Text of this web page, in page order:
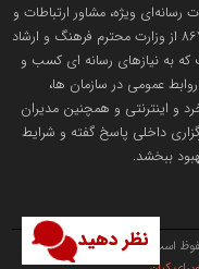
نظر دهید
رسانه‌ای ویژه، مشاور ارتباطات و
رسانه و دارنده مجوز رسانه رسمی با شماره ثبت 86752 از وزارت محترم فرهنگ و ارشاد
که به نیازهای رسانه ای کسب و
عمومی در سازمان ها،
و اینترنتی و همچنین مدیران
داخلی پاسخ گفته و شرایط
ببخشد.
است.